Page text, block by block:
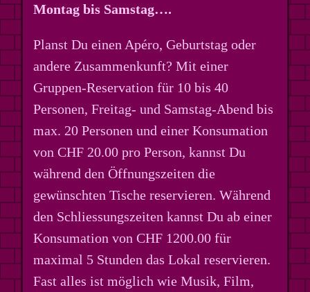
Montag bis Samstag….
Planst Du einen Apéro, Geburtstag oder
andere Zusammenkunft? Mit einer
Gruppen-Reservation für 10 bis 40
Personen, Freitag- und Samstag-Abend bis
max. 20 Personen und einer Konsumation
von CHF 20.00 pro Person, kannst Du
während den Öffnungszeiten die
gewünschten Tische reservieren. Während
den Schliessungszeiten kannst Du ab einer
Konsumation von CHF 1200.00 für
maximal 5 Stunden das Lokal reservieren.
Fast alles ist möglich wie Musik, Film,